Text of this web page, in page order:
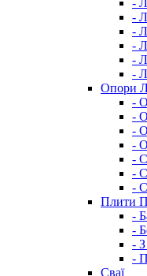
-
-
-
-
-
-
Опори
-
-
-
-
-
-
-
Плити
-
-
-
-
Сваї